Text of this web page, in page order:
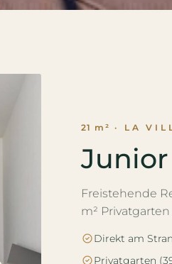
21 m² · LA
Junior
Freistehende
m²
Direkt am
Privatgarten